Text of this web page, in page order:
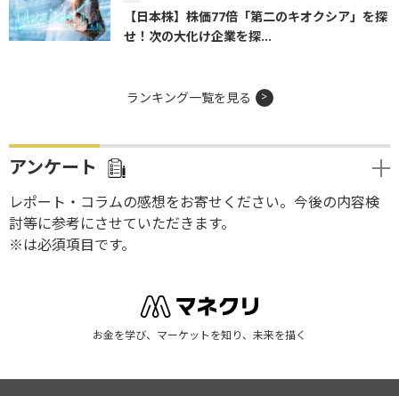
【日本株】株価77倍「第二のキオクシア」を探
せ！次の大化け企業を探...
ランキング一覧を見る
アンケート
レポート・コラムの感想をお寄せください。今後の内容検
討等に参考にさせていただきます。
※は必須項目です。
お金を学び、マーケットを知り、未来を描く